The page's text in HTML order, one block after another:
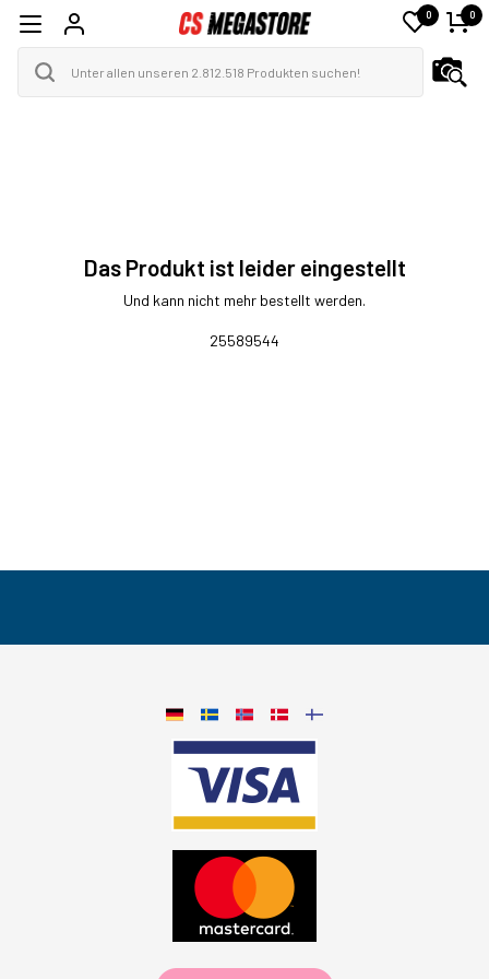
0 0
Das Produkt ist leider eingestellt
Und kann nicht mehr bestellt werden.
25589544